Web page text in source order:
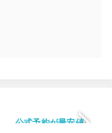
公式予約が最安値